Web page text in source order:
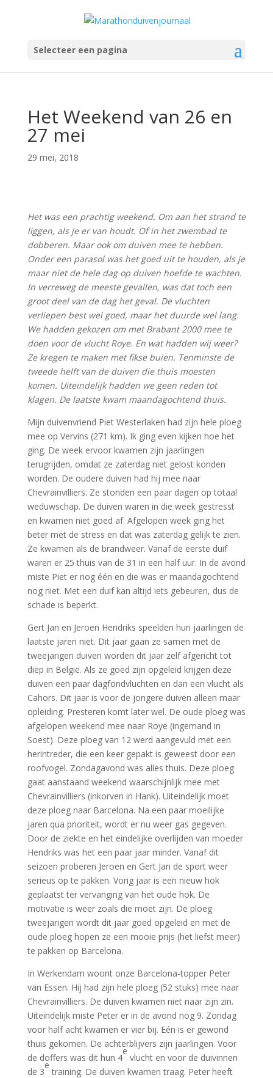
Selecteer een pagina
Het Weekend van 26 en
27 mei
29 mei, 2018
Het was een prachtig weekend. Om aan het strand te
liggen, als je er van houdt. Of in het zwembad te
dobberen. Maar ook om duiven mee te hebben.
Onder een parasol was het goed uit te houden, als je
maar niet de hele dag op duiven hoefde te wachten.
In verreweg de meeste gevallen, was dat toch een
groot deel van de dag het geval. De vluchten
verliepen best wel goed, maar het duurde wel lang.
We hadden gekozen om met Brabant 2000 mee te
doen voor de vlucht Roye. En wat hadden wij weer?
Ze kregen te maken met fikse buien. Tenminste de
tweede helft van de duiven die thuis moesten
komen. Uiteindelijk hadden we geen reden tot
klagen. De laatste kwam maandagochtend thuis.
Mijn duivenvriend Piet Westerlaken had zijn hele ploeg
mee op Vervins (271 km). Ik ging even kijken hoe het
ging. De week ervoor kwamen zijn jaarlingen
terugrijden, omdat ze zaterdag niet gelost konden
worden. De oudere duiven had hij mee naar
Chevrainvilliers. Ze stonden een paar dagen op totaal
weduwschap. De duiven waren in die week gestresst
en kwamen niet goed af. Afgelopen week ging het
beter met de stress en dat was zaterdag gelijk te zien.
Ze kwamen als de brandweer. Vanaf de eerste duif
waren er 25 thuis van de 31 in een half uur. In de avond
miste Piet er nog één en die was er maandagochtend
nog niet. Met een duif kan altijd iets gebeuren, dus de
schade is beperkt.
Gert Jan en Jeroen Hendriks speelden hun jaarlingen de
laatste jaren niet. Dit jaar gaan ze samen met de
tweejarigen duiven worden dit jaar zelf afgericht tot
diep in België. Als ze goed zijn opgeleid krijgen deze
duiven een paar dagfondvluchten en dan een vlucht als
Cahors. Dit jaar is voor de jongere duiven alleen maar
opleiding. Presteren komt later wel. De oude ploeg was
afgelopen weekend mee naar Roye (ingemand in
Soest). Deze ploeg van 12 werd aangevuld met een
herintreder, die een keer gepakt is geweest door een
roofvogel. Zondagavond was alles thuis. Deze ploeg
gaat aanstaand weekend waarschijnlijk mee met
Chevrainvilliers (inkorven in Hank). Uiteindelijk moet
deze ploeg naar Barcelona. Na een paar moeilijke
jaren qua prioriteit, wordt er nu weer gas gegeven.
Door de ziekte en het eindelijke overlijden van moeder
Hendriks was het een paar jaar minder. Vanaf dit
seizoen proberen Jeroen en Gert Jan de sport weer
serieus op te pakken. Vorig jaar is een nieuw hok
geplaatst ter vervanging van het oude hok. De
motivatie is weer zoals die moet zijn. De ploeg
tweejarigen wordt dit jaar goed opgeleid en met de
oude ploeg hopen ze een mooie prijs (het liefst meer)
te pakken op Barcelona.
In Werkendam woont onze Barcelona-topper Peter
van Essen. Hij had zijn hele ploeg (52 stuks) mee naar
Chevrainvilliers. De duiven kwamen niet naar zijn zin.
Uiteindelijk miste Peter er in de avond nog 9. Zondag
voor half acht kwamen er vier bij. Eén is er gewond
thuis gekomen. De achterblijvers zijn jaarlingen. Voor
de doffers was dit hun 4
e
vlucht en voor de duivinnen
de 3
e
training. De duiven kwamen traag. Peter heeft